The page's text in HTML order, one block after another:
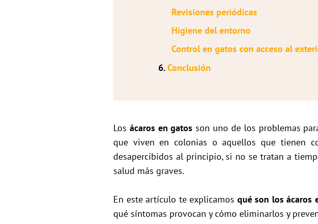
Revisiones periódicas
Higiene del entorno
Control en gatos con acceso al
6.Conclusión
Los ácaros en gatos son uno de los problemas
que viven en colonias o aquellos que tienen
desapercibidos al principio, si no se tratan a
salud más graves.
En este artículo te explicamos qué son los ácaros
qué síntomas provocan y cómo eliminarlos y